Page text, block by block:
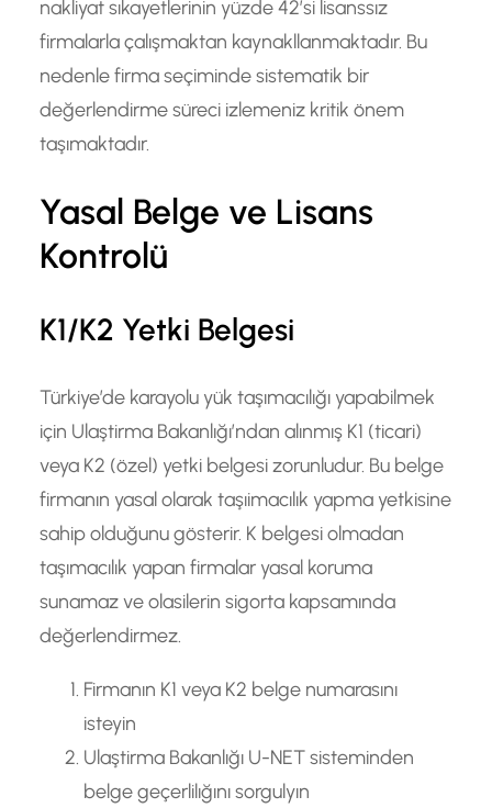
nakliyat sıkayetlerinin yüzde 42’si lisanssız
firmalarla çalışmaktan kaynakllanmaktadır. Bu
nedenle firma seçiminde sistematik bir
değerlendirme süreci izlemeniz kritik önem
taşımaktadır.
Yasal Belge ve Lisans
Kontrolü
K1/K2 Yetki Belgesi
Türkiye’de karayolu yük taşımacılığı yapabilmek
için Ulaştirma Bakanlığı’ndan alınmış K1 (ticari)
veya K2 (özel) yetki belgesi zorunludur. Bu belge
firmanın yasal olarak taşıimacılık yapma yetkisine
sahip olduğunu gösterir. K belgesi olmadan
taşımacılık yapan firmalar yasal koruma
sunamaz ve olasilerin sigorta kapsamında
değerlendirmez.
Firmanın K1 veya K2 belge numarasını
isteyin
Ulaştirma Bakanlığı U-NET sisteminden
belge geçerlilığını sorgulyın